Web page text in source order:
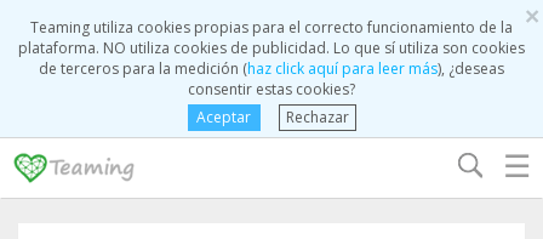
×
Teaming utiliza cookies propias para el correcto funcionamiento de la
plataforma. NO utiliza cookies de publicidad. Lo que sí utiliza son cookies
de terceros para la medición (haz click aquí para leer más), ¿deseas
consentir estas cookies?
Aceptar
Rechazar
☰